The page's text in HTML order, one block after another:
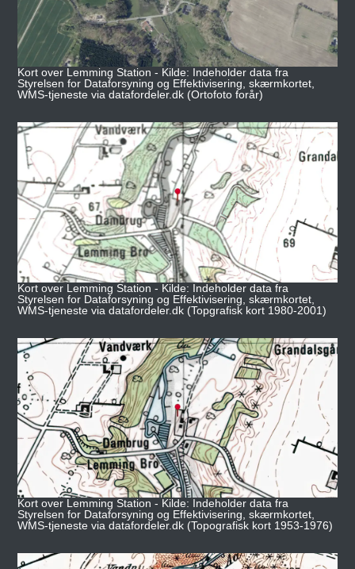
Kort over Lemming Station - Kilde: Indeholder data fra
Styrelsen for Dataforsyning og Effektivisering, skærmkortet,
WMS-tjeneste via datafordeler.dk (Ortofoto forår)
Kort over Lemming Station - Kilde: Indeholder data fra
Styrelsen for Dataforsyning og Effektivisering, skærmkortet,
WMS-tjeneste via datafordeler.dk (Topgrafisk kort 1980-2001)
Kort over Lemming Station - Kilde: Indeholder data fra
Styrelsen for Dataforsyning og Effektivisering, skærmkortet,
WMS-tjeneste via datafordeler.dk (Topografisk kort 1953-1976)